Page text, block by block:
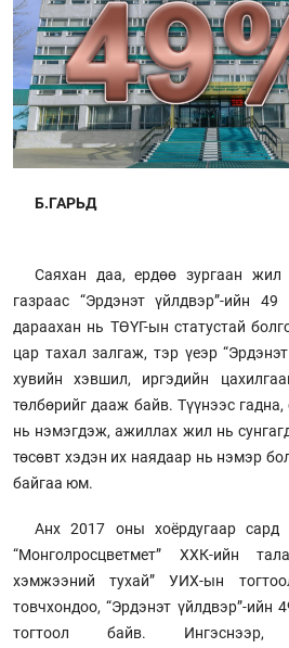
Б.ГАРЬД
Саяхан даа, ердөө зургаан жил
газраас “Эрдэнэт үйлдвэр”-ийн
дараахан нь ТӨҮГ-ын статустай
цар тахал залгаж, тэр үеэр
хувийн хэвшил, иргэдийн
төлбөрийг дааж байв. Түүнээс гадна,
нь нэмэгдэж, ажиллах жил нь
төсөвт хэдэн их наядаар нь нэмэр
байгаа юм.
Анх 2017 оны хоёрдугаар сард
“Монголросцветмет” ХХК-ийн
хэмжээний тухай” УИХ-ын
товчхондоо, “Эрдэнэт үйлдвэр”-ийн
тогтоол байв. Ингэснээр,